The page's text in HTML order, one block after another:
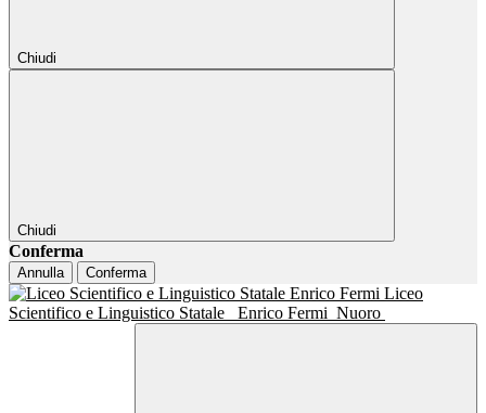
Chiudi
Chiudi
Conferma
Annulla Conferma
Liceo
Scientifico e Linguistico Statale
Enrico Fermi Nuoro